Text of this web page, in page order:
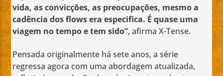
vida, as convicções, as preocupações, mesmo a
cadência dos flows era especifica. É quase uma
viagem no tempo e tem sido”, afirma X-Tense.
Pensada originalmente há sete anos, a série
regressa agora com uma abordagem atualizada,